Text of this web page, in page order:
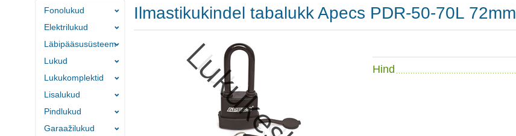
Ilmastikukindel tabalukk Apecs PDR-50-70L 72mm
Hind
Fonolukud
Elektrilukud
Läbipääsusüsteem
Lukud
Lukukomplektid
Lisalukud
Pindlukud
Garaažilukud